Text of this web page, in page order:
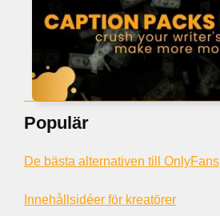
Populär
De bästa alternativen till OnlyFans
Innehållsidéer för kreatörer